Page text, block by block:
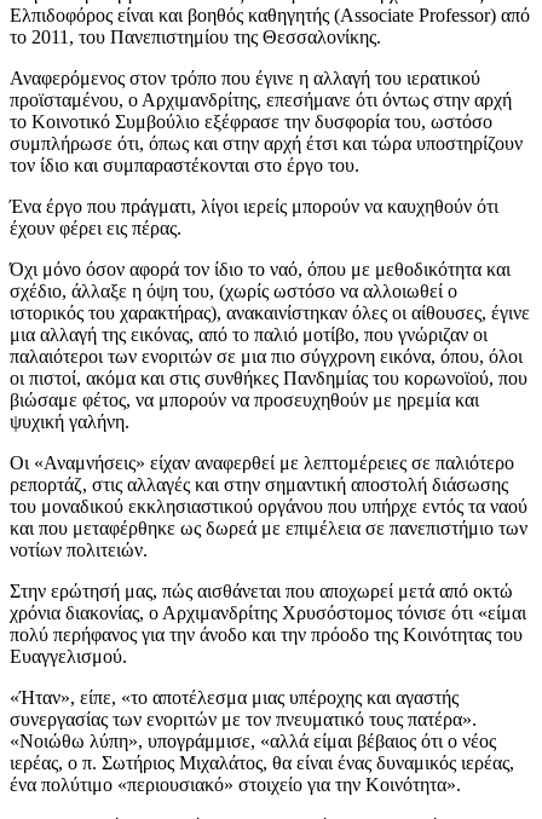
Ελπιδοφόρος είναι και βοηθός καθηγητής (Associate Professor) από
το 2011, του Πανεπιστημίου της Θεσσαλονίκης.
Αναφερόμενος στον τρόπο που έγινε η αλλαγή του ιερατικού
προϊσταμένου, ο Αρχιμανδρίτης, επεσήμανε ότι όντως στην αρχή
το Κοινοτικό Συμβούλιο εξέφρασε την δυσφορία του, ωστόσο
συμπλήρωσε ότι, όπως και στην αρχή έτσι και τώρα υποστηρίζουν
τον ίδιο και συμπαραστέκονται στο έργο του.
Ένα έργο που πράγματι, λίγοι ιερείς μπορούν να καυχηθούν ότι
έχουν φέρει εις πέρας.
Όχι μόνο όσον αφορά τον ίδιο το ναό, όπου με μεθοδικότητα και
σχέδιο, άλλαξε η όψη του, (χωρίς ωστόσο να αλλοιωθεί ο
ιστορικός του χαρακτήρας), ανακαινίστηκαν όλες οι αίθουσες, έγινε
μια αλλαγή της εικόνας, από το παλιό μοτίβο, που γνώριζαν οι
παλαιότεροι των ενοριτών σε μια πιο σύγχρονη εικόνα, όπου, όλοι
οι πιστοί, ακόμα και στις συνθήκες Πανδημίας του κορωνοϊού, που
βιώσαμε φέτος, να μπορούν να προσευχηθούν με ηρεμία και
ψυχική γαλήνη.
Οι «Αναμνήσεις» είχαν αναφερθεί με λεπτομέρειες σε παλιότερο
ρεπορτάζ, στις αλλαγές και στην σημαντική αποστολή διάσωσης
του μοναδικού εκκλησιαστικού οργάνου που υπήρχε εντός τα ναού
και που μεταφέρθηκε ως δωρεά με επιμέλεια σε πανεπιστήμιο των
νοτίων πολιτειών.
Στην ερώτησή μας, πώς αισθάνεται που αποχωρεί μετά από οκτώ
χρόνια διακονίας, ο Αρχιμανδρίτης Χρυσόστομος τόνισε ότι «είμαι
πολύ περήφανος για την άνοδο και την πρόοδο της Κοινότητας του
Ευαγγελισμού.
«Ήταν», είπε, «το αποτέλεσμα μιας υπέροχης και αγαστής
συνεργασίας των ενοριτών με τον πνευματικό τους πατέρα».
«Νοιώθω λύπη», υπογράμμισε, «αλλά είμαι βέβαιος ότι ο νέος
ιερέας, ο π. Σωτήριος Μιχαλάτος, θα είναι ένας δυναμικός ιερέας,
ένα πολύτιμο «περιουσιακό» στοιχείο για την Κοινότητα».